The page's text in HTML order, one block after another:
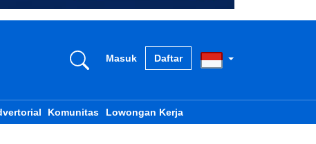
Masuk Daftar
Komunitas Lowongan Kerja